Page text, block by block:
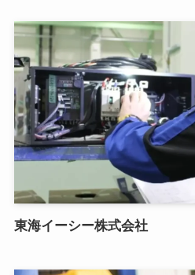
東海イーシー株式会社